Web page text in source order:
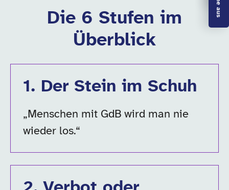
Die 6 Stufen im
Überblick
1. Der Stein im Schuh
„Menschen mit GdB wird man nie
wieder los.“